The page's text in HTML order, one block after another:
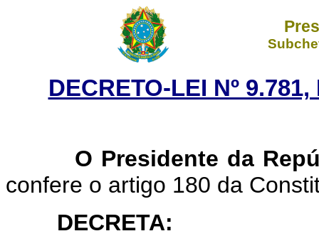
DECRETO-LEI Nº
O Presidente da
confere o artigo 180 da
DECRETA: